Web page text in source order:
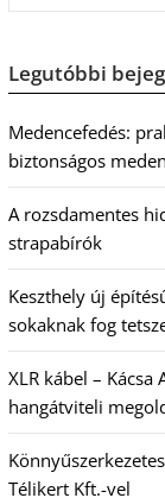
Legutóbbi
Medencefedés:
biztonságos
A rozsdamentes
strapabírók
Keszthely új
sokaknak fog
XLR kábel – Kácsa
hangátviteli
Télikert Kft.-vel